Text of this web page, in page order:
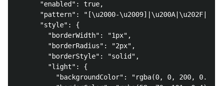
      "enabled": true,
"pattern": "[\u2000-
      "style": {
        "borderWidth": "1px",
        "borderRadius": "2px",
        "borderStyle": "solid",
        "light": {
          "backgroundColor": "rgba(0, 0, 200, 0.5)",